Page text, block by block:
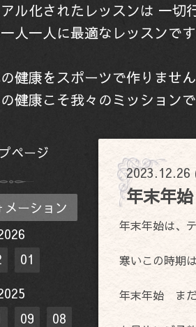
ル化されたレッスンは 一切
人一人に最適なレッスンです
健康をスポーツで作りませ
健康こそ我々のミッション
2023.12.26
年末年
年末年始は、
寒いこの時期
年末年始 まだ
ページ
メーション
01
09 08